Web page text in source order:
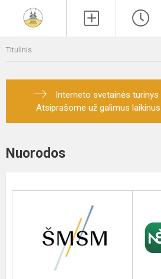
Titulinis
Interneto svetainės turinys
Atsiprašome už galimus
Nuorodos